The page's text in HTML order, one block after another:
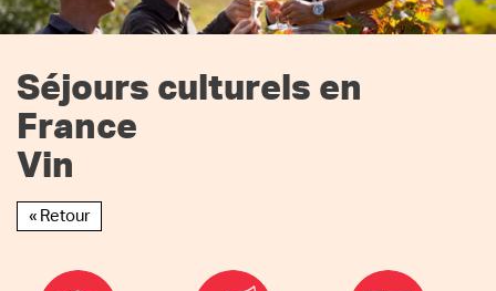
Séjours culturels en
France
Vin
« Retour